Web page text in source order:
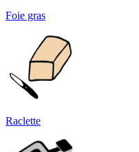
Foie gras
Raclette